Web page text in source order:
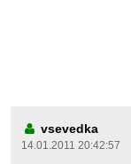
vsevedka
14.01.2011 20:42:57